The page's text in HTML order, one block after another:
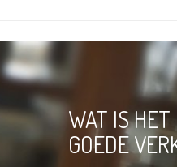
WAT IS
GOEDE